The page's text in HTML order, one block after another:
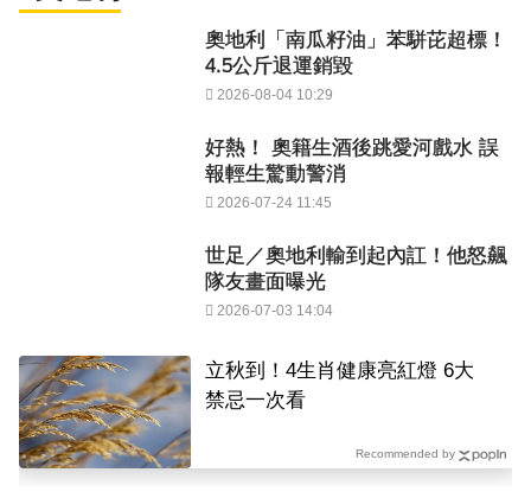
奧地利「南瓜籽油」苯駢芘超標！
4.5公斤退運銷毀
2026-08-04 10:29
好熱！ 奧籍生酒後跳愛河戲水 誤
報輕生驚動警消
2026-07-24 11:45
世足／奧地利輸到起內訌！他怒飆
隊友畫面曝光
2026-07-03 14:04
立秋到！4生肖健康亮紅燈 6大
禁忌一次看
Recommended by